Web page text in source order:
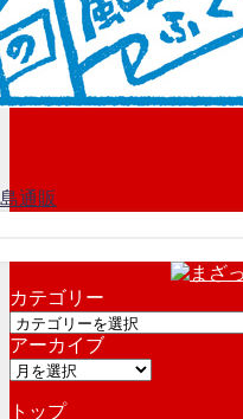
カテゴリー
カ
テ
ゴ
アーカイブ
ア
トップ